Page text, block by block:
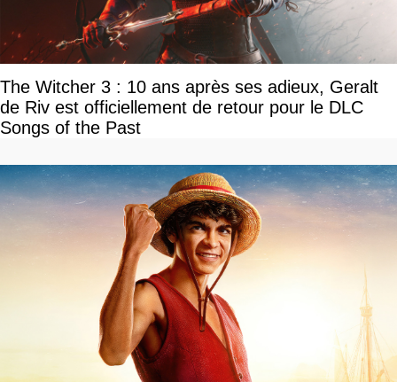
The Witcher 3 : 10 ans après ses adieux, Geralt
de Riv est officiellement de retour pour le DLC
Songs of the Past